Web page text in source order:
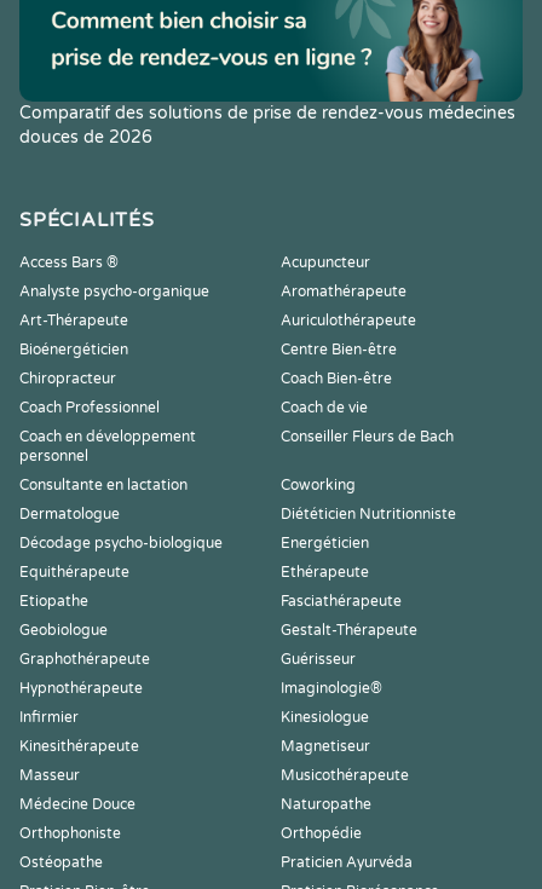
Comparatif des solutions de prise de rendez-vous médecines
douces de 2026
SPÉCIALITÉS
Access Bars ®
Acupuncteur
Analyste psycho-organique
Aromathérapeute
Art-Thérapeute
Auriculothérapeute
Bioénergéticien
Centre Bien-être
Chiropracteur
Coach Bien-être
Coach Professionnel
Coach de vie
Coach en développement
personnel
Conseiller Fleurs de Bach
Consultante en lactation
Coworking
Dermatologue
Diététicien Nutritionniste
Décodage psycho-biologique
Energéticien
Equithérapeute
Ethérapeute
Etiopathe
Fasciathérapeute
Geobiologue
Gestalt-Thérapeute
Graphothérapeute
Guérisseur
Hypnothérapeute
Imaginologie®
Infirmier
Kinesiologue
Kinesithérapeute
Magnetiseur
Masseur
Musicothérapeute
Médecine Douce
Naturopathe
Orthophoniste
Orthopédie
Ostéopathe
Praticien Ayurvéda